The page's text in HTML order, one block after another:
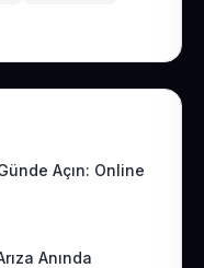
Açın: Online
Anında